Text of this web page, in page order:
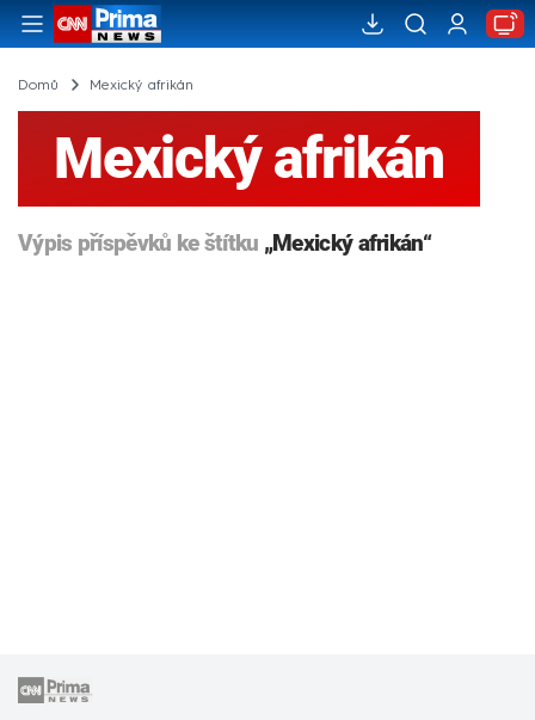
Domů Mexický afrikán
Mexický afrikán
Výpis příspěvků ke štítku „Mexický afrikán“